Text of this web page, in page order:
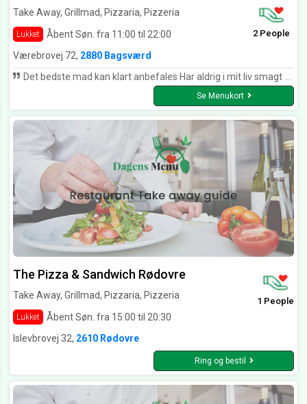
Take Away, Grillmad, Pizzaria, Pizzeria
Lukket Åbent Søn. fra 11:00 til 22:00 2 People
Værebrovej 72, 2880 Bagsværd
Det bedste mad kan klart anbefales Har aldrig i mit liv smagt bedre mad I for vilde. Mvh. Martin :-)
Se Menukort
The Pizza & Sandwich Rødovre
Take Away, Grillmad, Pizzaria, Pizzeria
Lukket Åbent Søn. fra 15:00 til 20:30
1 People
Islevbrovej 32, 2610 Rødovre
Ring og bestil